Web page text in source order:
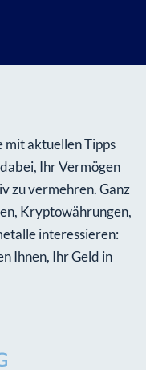
aktuellen Tipps
Ihr Vermögen
zu vermehren. Ganz
Kryptowährungen,
interessieren:
Ihnen, Ihr Geld in